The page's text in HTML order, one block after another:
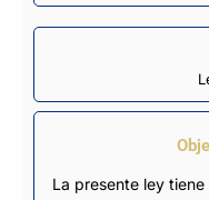
La presente ley